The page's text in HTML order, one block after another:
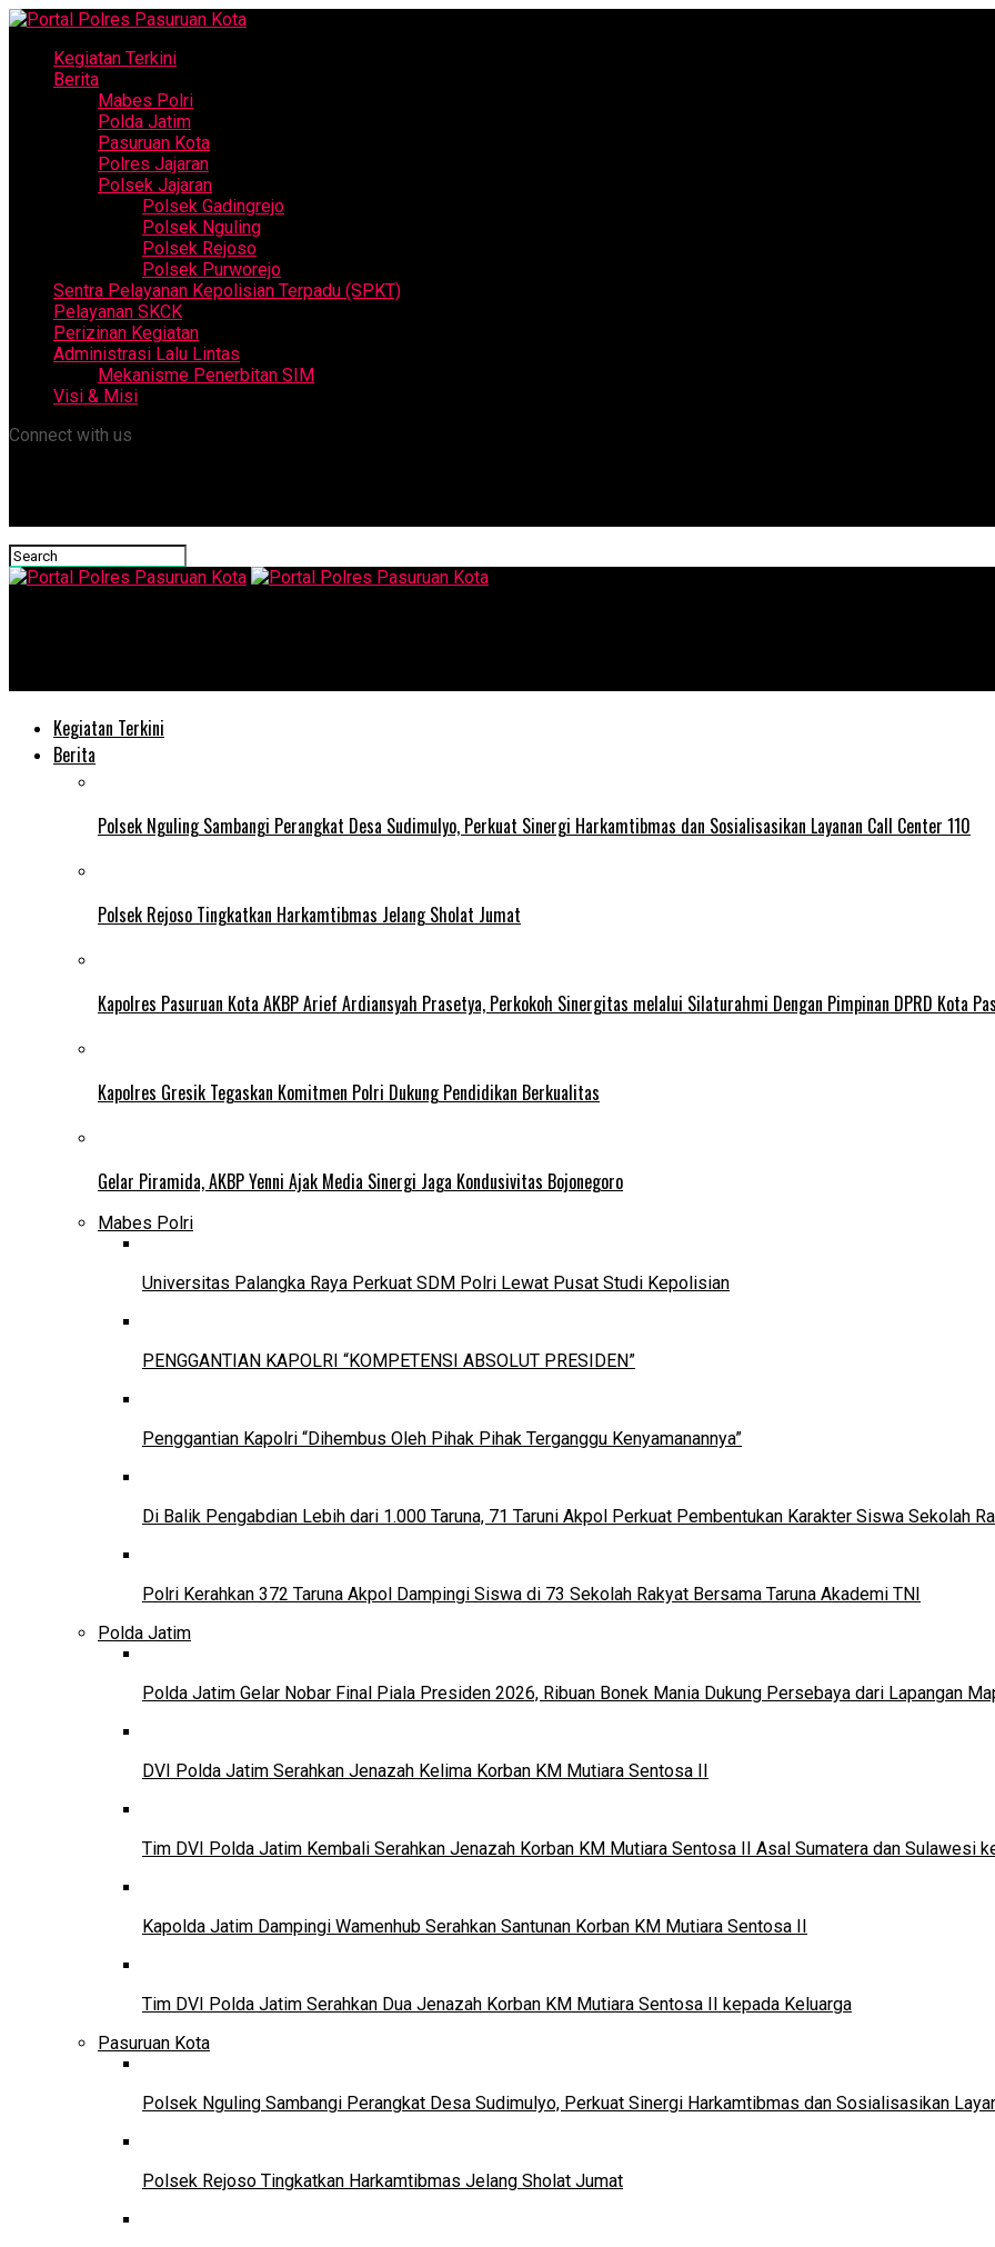
Kegiatan Terkini
Berita
Mabes Polri
Polda Jatim
Pasuruan Kota
Polres Jajaran
Polsek Jajaran
Polsek Gadingrejo
Polsek Nguling
Polsek Rejoso
Polsek Purworejo
Sentra Pelayanan Kepolisian Terpadu (SPKT)
Pelayanan SKCK
Perizinan Kegiatan
Administrasi Lalu Lintas
Mekanisme Penerbitan SIM
Visi & Misi
Connect with us
Kegiatan Terkini
Berita
Polsek Nguling Sambangi Perangkat Desa Sudimulyo, Perkuat Sinergi Harkamtibmas dan Sosialisasikan Layanan Call Center 110
Polsek Rejoso Tingkatkan Harkamtibmas Jelang Sholat Jumat
Kapolres Pasuruan Kota AKBP Arief Ardiansyah Prasetya, Perkokoh Sinergitas melalui Silaturahmi Dengan Pimpinan DPRD Kota
Kapolres Gresik Tegaskan Komitmen Polri Dukung Pendidikan Berkualitas
Gelar Piramida, AKBP Yenni Ajak Media Sinergi Jaga Kondusivitas Bojonegoro
Mabes Polri
Universitas Palangka Raya Perkuat SDM Polri Lewat Pusat Studi Kepolisian
PENGGANTIAN KAPOLRI “KOMPETENSI ABSOLUT PRESIDEN”
Penggantian Kapolri “Dihembus Oleh Pihak Pihak Terganggu Kenyamanannya”
Di Balik Pengabdian Lebih dari 1.000 Taruna, 71 Taruni Akpol Perkuat Pembentukan Karakter Siswa Sekolah
Polri Kerahkan 372 Taruna Akpol Dampingi Siswa di 73 Sekolah Rakyat Bersama Taruna Akademi TNI
Polda Jatim
Polda Jatim Gelar Nobar Final Piala Presiden 2026, Ribuan Bonek Mania Dukung Persebaya dari Lapangan
DVI Polda Jatim Serahkan Jenazah Kelima Korban KM Mutiara Sentosa II
Tim DVI Polda Jatim Kembali Serahkan Jenazah Korban KM Mutiara Sentosa II Asal Sumatera dan Sulawesi
Kapolda Jatim Dampingi Wamenhub Serahkan Santunan Korban KM Mutiara Sentosa II
Tim DVI Polda Jatim Serahkan Dua Jenazah Korban KM Mutiara Sentosa II kepada Keluarga
Pasuruan Kota
Polsek Nguling Sambangi Perangkat Desa Sudimulyo, Perkuat Sinergi Harkamtibmas dan Sosialisasikan
Polsek Rejoso Tingkatkan Harkamtibmas Jelang Sholat Jumat